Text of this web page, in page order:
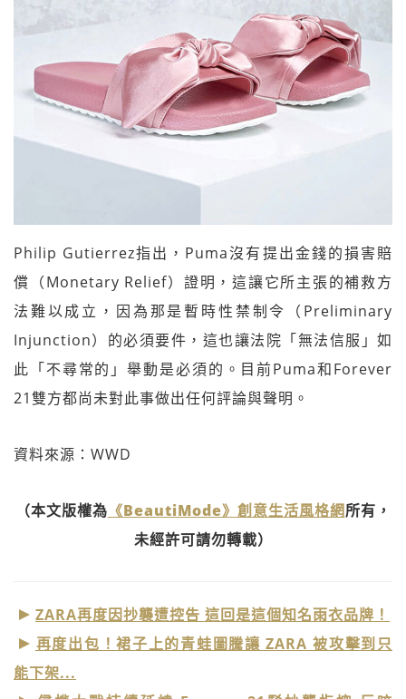
Philip Gutierrez指出，Puma沒有提出金錢的損害賠
償（Monetary Relief）證明，這讓它所主張的補救方
法難以成立，因為那是暫時性禁制令（Preliminary
Injunction）的必須要件，這也讓法院「無法信服」如
此「不尋常的」舉動是必須的。目前Puma和Forever
21雙方都尚未對此事做出任何評論與聲明。
資料來源：WWD
（本文版權為 《BeautiMode》創意生活風格網所有，
未經許可請勿轉載）
ZARA再度因抄襲遭控告 這回是這個知名雨衣品牌！
再度出包！裙子上的青蛙圖騰讓 ZARA 被攻擊到只
能下架...